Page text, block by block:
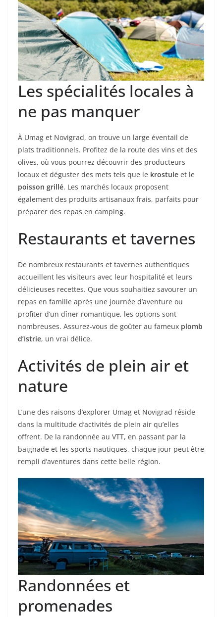
Les spécialités locales à
ne pas manquer
À Umag et Novigrad, on trouve un large éventail de
plats traditionnels. Profitez de la route des vins et des
olives, où vous pourrez découvrir des producteurs
locaux et déguster des mets tels que le krostule et le
poisson grillé. Les marchés locaux proposent
également des produits artisanaux frais, parfaits pour
préparer des repas en camping.
Restaurants et tavernes
De nombreux restaurants et tavernes authentiques
accueillent les visiteurs avec leur hospitalité et leurs
délicieuses recettes. Que vous souhaitiez savourer un
repas en famille après une journée d’aventure ou
profiter d’un dîner romantique, les options sont
nombreuses. Assurez-vous de goûter au fameux plomb
d’Istrie, un vrai délice.
Activités de plein air et
nature
L’une des raisons d’explorer Umag et Novigrad réside
dans la multitude d’activités de plein air qu’elles
offrent. De la randonnée au VTT, en passant par la
baignade et les sports nautiques, chaque jour peut être
rempli d’aventures dans cette belle région.
Randonnées et
promenades